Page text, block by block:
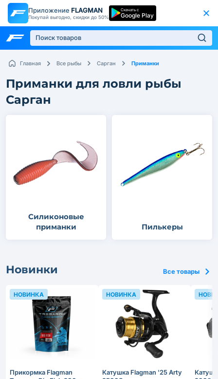
Приложение FLAGMAN
Покупай выгодно, скидки до 50%
Скачать с
Google Play
Главная Все рыбы Сарган Приманки
Приманки для ловли рыбы
Сарган
Силиконовые
приманки
Пилькеры
Новинки Все товары
Прикормка Flagman
НОВИНКА
Катушка Flagman '25 Arty
НОВИНКА